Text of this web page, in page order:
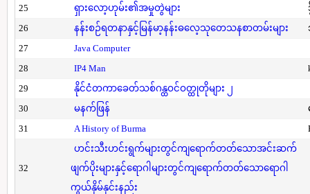
25
ရှားလော့ဟုမ်း၏အမှုတွဲများ
26
နန်းစဉ်ရတနာနှင့်မြန်မာ့နန်းဓလေ့သုတေသနစာတမ်းများ
27
Java Computer
28
IP4 Man
29
နိုင်ငံတကာခေတ်သစ်ဂန္ထဝင်ဝတ္ထုတိုများ ၂
30
မနက်ဖြန်
31
A History of Burma
32
ဟင်းသီးဟင်းရွက်များတွင်ကျရောက်တတ်သောအင်းဆက်
ဖျက်ပိုးများနှင့်ရောဂါများတွင်ကျရောက်တတ်သောရောဂါ
ကွယ်နှိမ်နှင်းနည်း